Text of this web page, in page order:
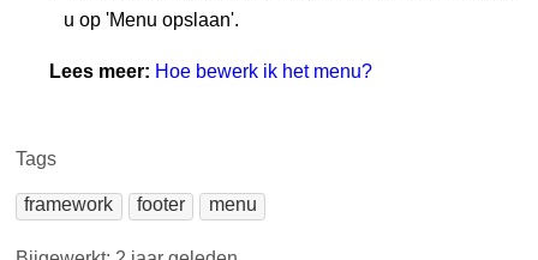
u op 'Menu opslaan'.
Lees meer: Hoe bewerk ik het menu?
Tags
framework footer menu